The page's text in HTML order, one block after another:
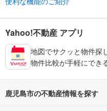
Yahoo!不動産 アプリ
地図でサクッと物件探
物件比較が手軽にでき
鹿児島市の不動産情報を探す